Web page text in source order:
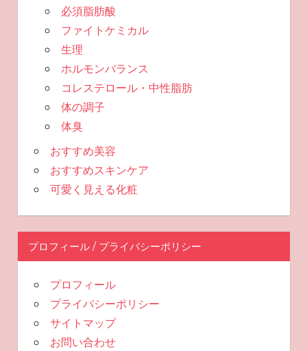
必須脂肪酸
ファイトケミカル
生理
ホルモンバランス
コレステロール・中性脂肪
体の調子
体臭
おすすめ美容
おすすめスキンケア
可愛く見える化粧
プロフィール / プライバシーポリシー
プロフィール
プライバシーポリシー
サイトマップ
お問い合わせ